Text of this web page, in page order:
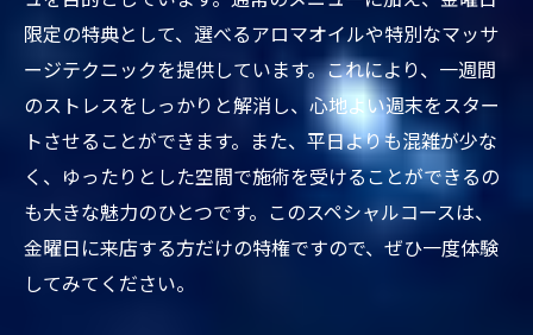
限定の特典として、選べるアロマオイルや特別なマッサ
ージテクニックを提供しています。これにより、一週間
のストレスをしっかりと解消し、心地よい週末をスター
トさせることができます。また、平日よりも混雑が少な
く、ゆったりとした空間で施術を受けることができるの
も大きな魅力のひとつです。このスペシャルコースは、
金曜日に来店する方だけの特権ですので、ぜひ一度体験
してみてください。